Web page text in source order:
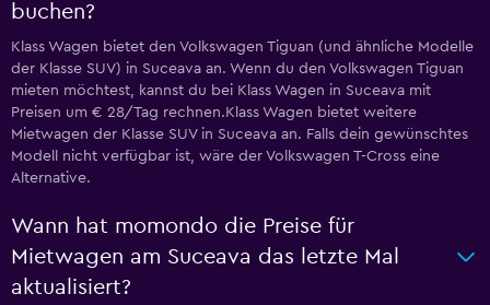
buchen?
Klass Wagen bietet den Volkswagen Tiguan (und ähnliche Modelle
der Klasse SUV) in Suceava an. Wenn du den Volkswagen Tiguan
mieten möchtest, kannst du bei Klass Wagen in Suceava mit
Preisen um € 28/Tag rechnen.Klass Wagen bietet weitere
Mietwagen der Klasse SUV in Suceava an. Falls dein gewünschtes
Modell nicht verfügbar ist, wäre der Volkswagen T-Cross eine
Alternative.
Wann hat momondo die Preise für
Mietwagen am Suceava das letzte Mal
aktualisiert?